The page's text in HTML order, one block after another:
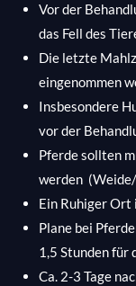
Vor der
das Fell des
Die letzte
eingenommen
Insbesondere
vor der
Pferde sollten
werden
Ein Ruhiger Ort
Plane bei
1,5 Stunden für
Ca. 2-3 Tage